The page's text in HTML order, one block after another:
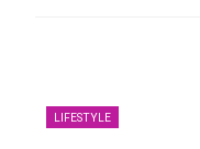
LIFESTYLE